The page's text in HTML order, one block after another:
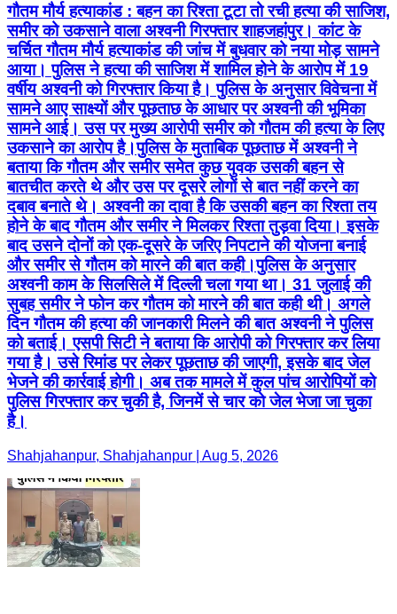
गौतम मौर्य हत्याकांड : बहन का रिश्ता टूटा तो रची हत्या की साजिश,
समीर को उकसाने वाला अश्वनी गिरफ्तार शाहजहांपुर। कांट के
चर्चित गौतम मौर्य हत्याकांड की जांच में बुधवार को नया मोड़ सामने
आया। पुलिस ने हत्या की साजिश में शामिल होने के आरोप में 19
वर्षीय अश्वनी को गिरफ्तार किया है। पुलिस के अनुसार विवेचना में
सामने आए साक्ष्यों और पूछताछ के आधार पर अश्वनी की भूमिका
सामने आई। उस पर मुख्य आरोपी समीर को गौतम की हत्या के लिए
उकसाने का आरोप है।पुलिस के मुताबिक पूछताछ में अश्वनी ने
बताया कि गौतम और समीर समेत कुछ युवक उसकी बहन से
बातचीत करते थे और उस पर दूसरे लोगों से बात नहीं करने का
दबाव बनाते थे। अश्वनी का दावा है कि उसकी बहन का रिश्ता तय
होने के बाद गौतम और समीर ने मिलकर रिश्ता तुड़वा दिया। इसके
बाद उसने दोनों को एक-दूसरे के जरिए निपटाने की योजना बनाई
और समीर से गौतम को मारने की बात कही।पुलिस के अनुसार
अश्वनी काम के सिलसिले में दिल्ली चला गया था। 31 जुलाई की
सुबह समीर ने फोन कर गौतम को मारने की बात कही थी। अगले
दिन गौतम की हत्या की जानकारी मिलने की बात अश्वनी ने पुलिस
को बताई। एसपी सिटी ने बताया कि आरोपी को गिरफ्तार कर लिया
गया है। उसे रिमांड पर लेकर पूछताछ की जाएगी, इसके बाद जेल
भेजने की कार्रवाई होगी। अब तक मामले में कुल पांच आरोपियों को
पुलिस गिरफ्तार कर चुकी है, जिनमें से चार को जेल भेजा जा चुका
है।
Shahjahanpur, Shahjahanpur | Aug 5, 2026